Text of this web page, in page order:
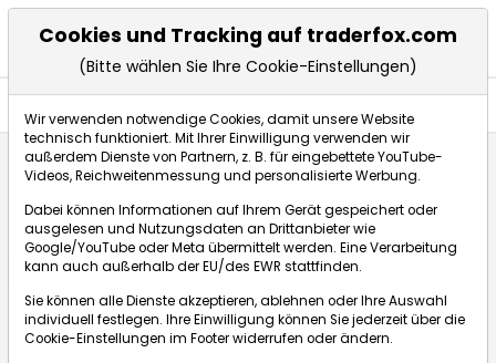
Börse:
Cookies und Tracking auf traderfox.com
(Bitte wählen Sie Ihre Cookie-Einstellungen)
Wir verwenden notwendige Cookies, damit unsere Website
technisch funktioniert. Mit Ihrer Einwilligung verwenden wir
außerdem Dienste von Partnern, z. B. für eingebettete YouTube-
Videos, Reichweitenmessung und personalisierte Werbung.
Dabei können Informationen auf Ihrem Gerät gespeichert oder
ausgelesen und Nutzungsdaten an Drittanbieter wie
Google/YouTube oder Meta übermittelt werden. Eine Verarbeitung
kann auch außerhalb der EU/des EWR stattfinden.
Sie können alle Dienste akzeptieren, ablehnen oder Ihre Auswahl
individuell festlegen. Ihre Einwilligung können Sie jederzeit über die
Cookie-Einstellungen im Footer widerrufen oder ändern.